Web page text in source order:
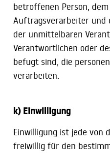
betroffenen Person,
Auftragsverarbeiter und
der unmittelbaren
Verantwortlichen oder
befugt sind, die
verarbeiten.
k) Einwilligung
Einwilligung ist jede von
freiwillig für den